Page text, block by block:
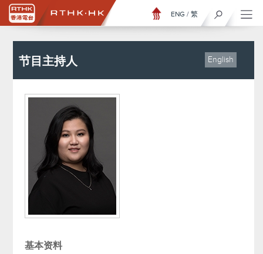
ENG / 繁
节目主持人 English
基本资料